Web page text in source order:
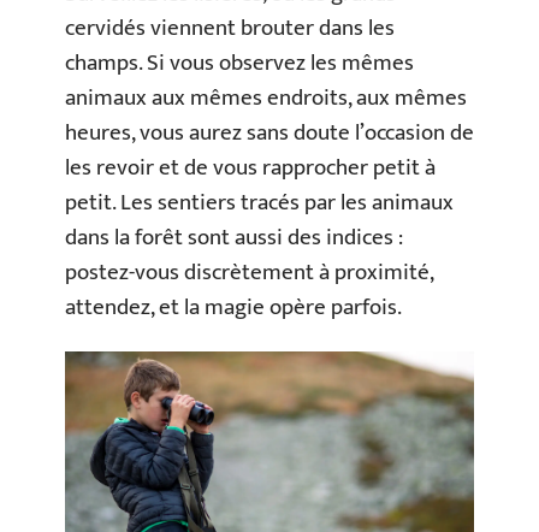
cervidés viennent brouter dans les
champs. Si vous observez les mêmes
animaux aux mêmes endroits, aux mêmes
heures, vous aurez sans doute l’occasion de
les revoir et de vous rapprocher petit à
petit. Les sentiers tracés par les animaux
dans la forêt sont aussi des indices :
postez-vous discrètement à proximité,
attendez, et la magie opère parfois.